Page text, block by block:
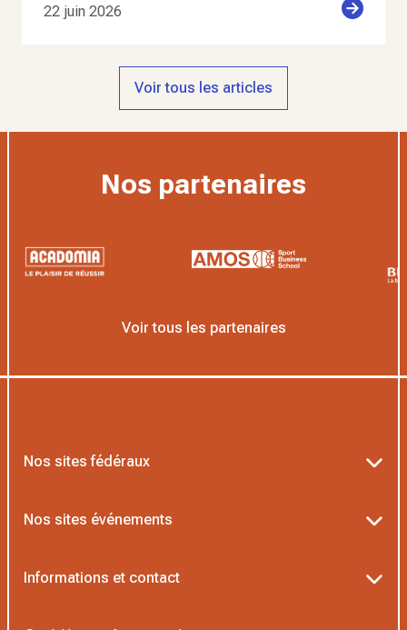
22 juin 2026
Voir tous les articles
Nos partenaires
Voir tous les partenaires
Nos sites fédéraux
Nos sites événements
Informations et contact